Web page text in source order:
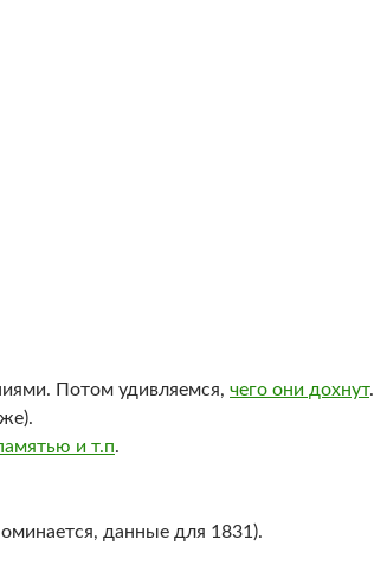
Потом удивляемся, чего они дохнут.
и т.п.
данные для 1831).